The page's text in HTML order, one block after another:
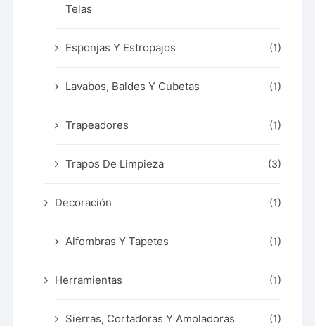
Telas
Esponjas Y Estropajos (1)
Lavabos, Baldes Y Cubetas (1)
Trapeadores (1)
Trapos De Limpieza (3)
Decoración (1)
Alfombras Y Tapetes (1)
Herramientas (1)
Sierras, Cortadoras Y Amoladoras (1)